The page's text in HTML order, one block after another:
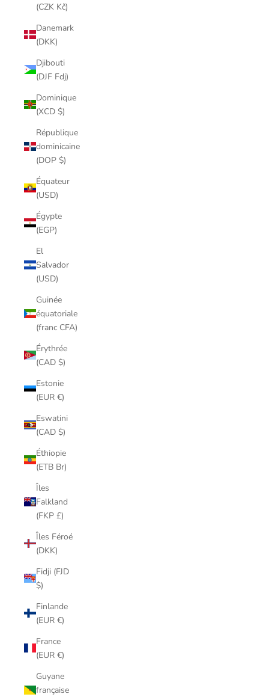
(CZK Kč)
Danemark
(DKK)
Djibouti
(DJF Fdj)
Dominique
(XCD $)
République
dominicaine
(DOP $)
Équateur
(USD)
Égypte
(EGP)
El
Salvador
(USD)
Guinée
équatoriale
(franc CFA)
Érythrée
(CAD $)
Estonie
(EUR €)
Eswatini
(CAD $)
Éthiopie
(ETB Br)
Îles
Falkland
(FKP £)
Îles Féroé
(DKK)
Fidji (FJD
$)
Finlande
(EUR €)
France
(EUR €)
Guyane
française